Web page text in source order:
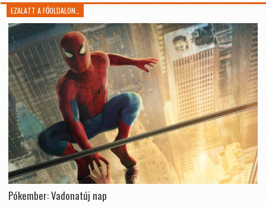
EZALATT A FŐOLDALON…
Pókember: Vadonatúj nap